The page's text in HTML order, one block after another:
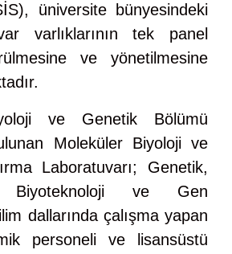
üniversite bünyesindeki
varlıklarının tek panel
ve yönetilmesine
ve Genetik Bölümü
Moleküler Biyoloji ve
Laboratuvarı; Genetik,
Biyoteknoloji ve Gen
dallarında çalışma yapan
personeli ve lisansüstü